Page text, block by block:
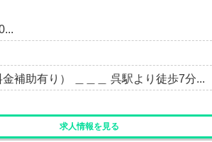
補助有り） ＿＿＿ 呉駅より徒歩7分...
求人情報を見る